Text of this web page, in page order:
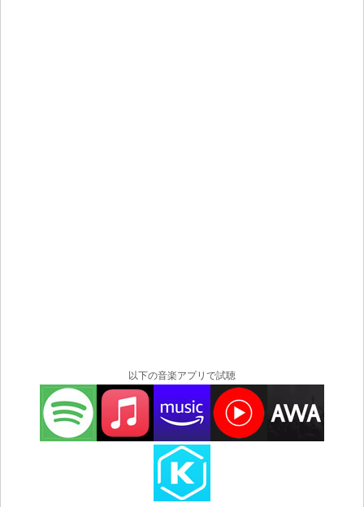
以下の音楽アプリで試聴